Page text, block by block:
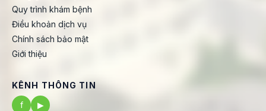
Quy trình khám bệnh
Điều khoản dịch vụ
Chính sách bảo mật
Giới thiệu
KÊNH THÔNG TIN
f
▶